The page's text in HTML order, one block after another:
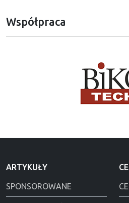
Współpraca
ARTYKUŁY
SPONSOROWANE